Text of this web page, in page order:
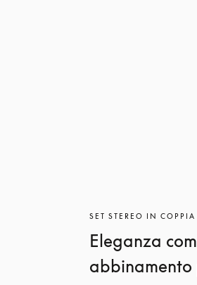
SET STEREO IN
Eleganza